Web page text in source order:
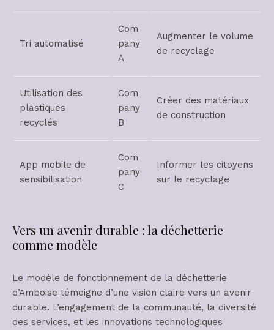
Tri automatisé
Com
pany
A
Augmenter le volume
de recyclage
Utilisation des
plastiques
recyclés
Com
pany
B
Créer des matériaux
de construction
App mobile de
sensibilisation
Com
pany
C
Informer les citoyens
sur le recyclage
Vers un avenir durable : la déchetterie
comme modèle
Le modèle de fonctionnement de la déchetterie
d’Amboise témoigne d’une vision claire vers un avenir
durable. L’engagement de la communauté, la diversité
des services, et les innovations technologiques